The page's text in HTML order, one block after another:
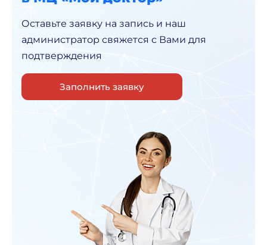
Оставьте заявку на запись и наш
администратор свяжется с Вами для
подтверждения
Заполнить заявку